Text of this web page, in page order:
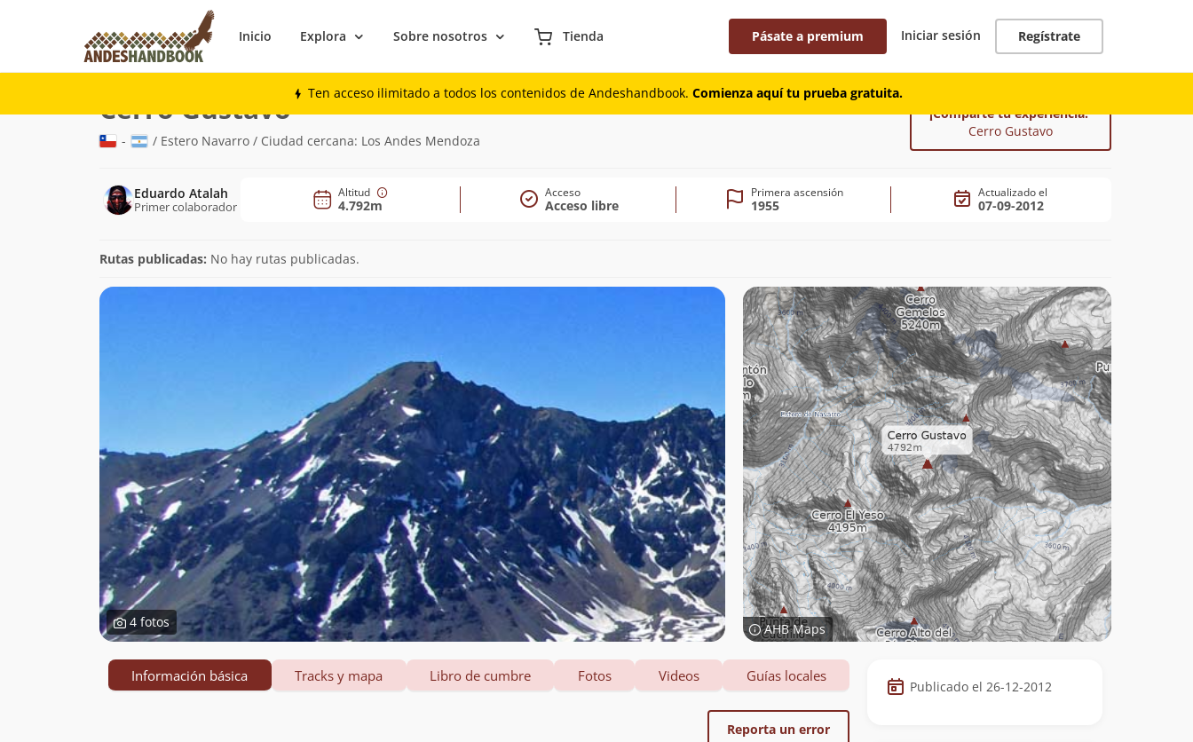
Inicio Explora Sobre nosotros Tienda Pásate a premium Iniciar sesión Regístrate
Ten acceso ilimitado a todos los contenidos de Andeshandbook. Comienza aquí tu prueba gratuita.
Montaña
Cerro Gustavo(4.792m)
- / Estero Navarro / Ciudad cercana: Los Andes Mendoza
¡Comparte tu experiencia!
Cerro Gustavo
Eduardo Atalah
Primer colaborador
Altitud
4.792m
Acceso
Acceso libre
Primera ascensión
1955
Actualizado el
07-09-2012
Rutas publicadas: No hay rutas publicadas.
4 fotos AHB Maps
Datos
de
Publicado el 26-12-2012
Información básica Tracks y mapa Libro de cumbre Fotos Videos Guías locales
Reporta un error